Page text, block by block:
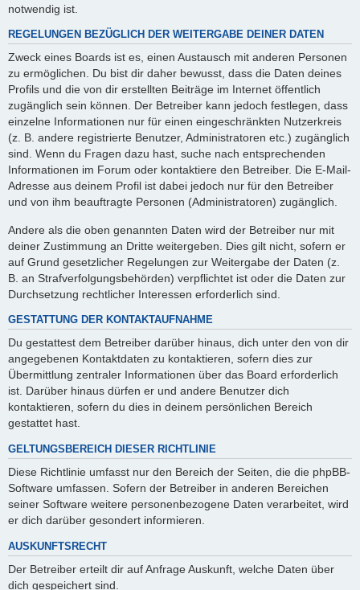
notwendig ist.
REGELUNGEN BEZÜGLICH DER WEITERGABE DEINER DATEN
Zweck eines Boards ist es, einen Austausch mit anderen Personen
zu ermöglichen. Du bist dir daher bewusst, dass die Daten deines
Profils und die von dir erstellten Beiträge im Internet öffentlich
zugänglich sein können. Der Betreiber kann jedoch festlegen, dass
einzelne Informationen nur für einen eingeschränkten Nutzerkreis
(z. B. andere registrierte Benutzer, Administratoren etc.) zugänglich
sind. Wenn du Fragen dazu hast, suche nach entsprechenden
Informationen im Forum oder kontaktiere den Betreiber. Die E-Mail-
Adresse aus deinem Profil ist dabei jedoch nur für den Betreiber
und von ihm beauftragte Personen (Administratoren) zugänglich.
Andere als die oben genannten Daten wird der Betreiber nur mit
deiner Zustimmung an Dritte weitergeben. Dies gilt nicht, sofern er
auf Grund gesetzlicher Regelungen zur Weitergabe der Daten (z.
B. an Strafverfolgungsbehörden) verpflichtet ist oder die Daten zur
Durchsetzung rechtlicher Interessen erforderlich sind.
GESTATTUNG DER KONTAKTAUFNAHME
Du gestattest dem Betreiber darüber hinaus, dich unter den von dir
angegebenen Kontaktdaten zu kontaktieren, sofern dies zur
Übermittlung zentraler Informationen über das Board erforderlich
ist. Darüber hinaus dürfen er und andere Benutzer dich
kontaktieren, sofern du dies in deinem persönlichen Bereich
gestattet hast.
GELTUNGSBEREICH DIESER RICHTLINIE
Diese Richtlinie umfasst nur den Bereich der Seiten, die die phpBB-
Software umfassen. Sofern der Betreiber in anderen Bereichen
seiner Software weitere personenbezogene Daten verarbeitet, wird
er dich darüber gesondert informieren.
AUSKUNFTSRECHT
Der Betreiber erteilt dir auf Anfrage Auskunft, welche Daten über
dich gespeichert sind.